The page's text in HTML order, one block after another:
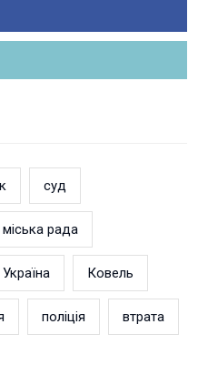
суд
рада
Україна Ковель
поліція втрата